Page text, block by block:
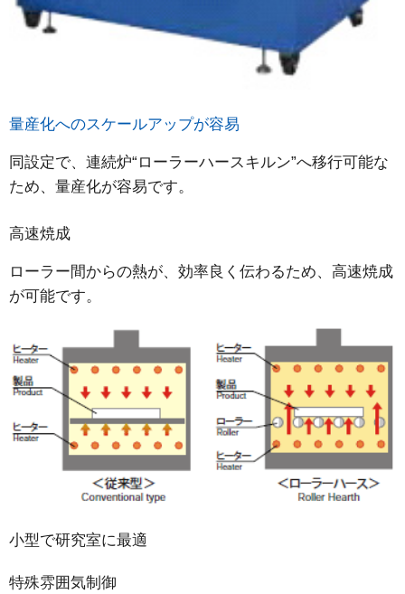
量産化へのスケールアップが容易
同設定で、連続炉“ローラーハースキルン”へ移行可能な
ため、量産化が容易です。
高速焼成
ローラー間からの熱が、効率良く伝わるため、高速焼成
が可能です。
小型で研究室に最適
特殊雰囲気制御